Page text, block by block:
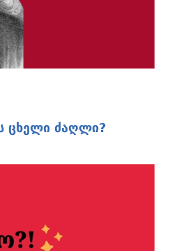
ცხელი ძაღლი?